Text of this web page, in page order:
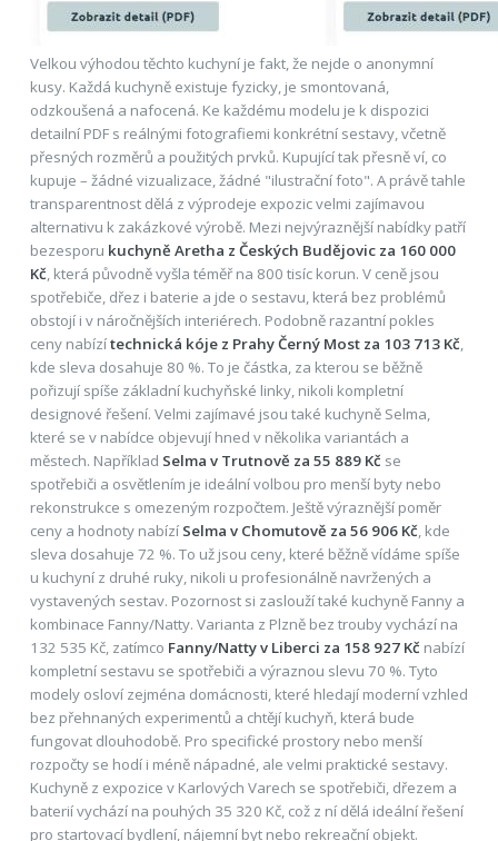
Velkou výhodou těchto kuchyní je fakt, že nejde o anonymní
kusy. Každá kuchyně existuje fyzicky, je smontovaná,
odzkoušená a nafocená. Ke každému modelu je k dispozici
detailní PDF s reálnými fotografiemi konkrétní sestavy, včetně
přesných rozměrů a použitých prvků. Kupující tak přesně ví, co
kupuje – žádné vizualizace, žádné "ilustrační foto". A právě tahle
transparentnost dělá z výprodeje expozic velmi zajímavou
alternativu k zakázkové výrobě. Mezi nejvýraznější nabídky patří
bezesporu kuchyně Aretha z Českých Budějovic za 160 000
Kč, která původně vyšla téměř na 800 tisíc korun. V ceně jsou
spotřebiče, dřez i baterie a jde o sestavu, která bez problémů
obstojí i v náročnějších interiérech. Podobně razantní pokles
ceny nabízítechnická kóje z Prahy Černý Most za 103 713 Kč,
kde sleva dosahuje 80 %. To je částka, za kterou se běžně
pořizují spíše základní kuchyňské linky, nikoli kompletní
designové řešení. Velmi zajímavé jsou také kuchyně Selma,
které se v nabídce objevují hned v několika variantách a
městech. Například Selma v Trutnově za 55 889 Kč se
spotřebiči a osvětlením je ideální volbou pro menší byty nebo
rekonstrukce s omezeným rozpočtem. Ještě výraznější poměr
ceny a hodnoty nabízí Selma v Chomutově za 56 906 Kč, kde
sleva dosahuje 72 %. To už jsou ceny, které běžně vídáme spíše
u kuchyní z druhé ruky, nikoli u profesionálně navržených a
vystavených sestav. Pozornost si zaslouží také kuchyně Fanny a
kombinace Fanny/Natty. Varianta z Plzně bez trouby vychází na
132 535 Kč, zatímco Fanny/Natty v Liberci za 158 927 Kč nabízí
kompletní sestavu se spotřebiči a výraznou slevu 70 %. Tyto
modely osloví zejména domácnosti, které hledají moderní vzhled
bez přehnaných experimentů a chtějí kuchyň, která bude
fungovat dlouhodobě. Pro specifické prostory nebo menší
rozpočty se hodí i méně nápadné, ale velmi praktické sestavy.
Kuchyně z expozice v Karlových Varech se spotřebiči, dřezem a
baterií vychází na pouhých 35 320 Kč, což z ní dělá ideální řešení
pro startovací bydlení, nájemní byt nebo rekreační objekt.